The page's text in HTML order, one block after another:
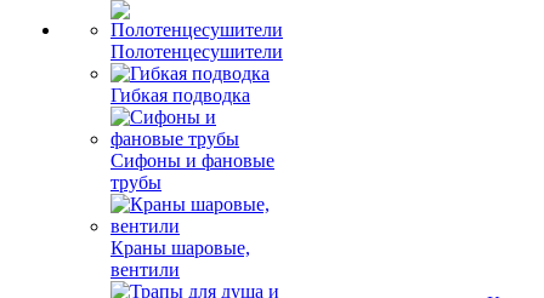
Полотенцесушители
Гибкая подводка
Сифоны и фановые
трубы
Краны шаровые,
вентили